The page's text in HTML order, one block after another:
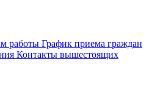
работы График приема граждан
Контакты вышестоящих